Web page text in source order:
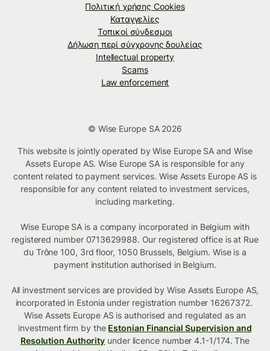
Πολιτική χρήσης Cookies
Καταγγελίες
Τοπικοί σύνδεσμοι
Δήλωση περί σύγχρονης δουλείας
Intellectual property
Scams
Law enforcement
© Wise Europe SA 2026
This website is jointly operated by Wise Europe SA and Wise
Assets Europe AS. Wise Europe SA is responsible for any
content related to payment services. Wise Assets Europe AS is
responsible for any content related to investment services,
including marketing.
Wise Europe SA is a company incorporated in Belgium with
registered number 0713629988. Our registered office is at Rue
du Trône 100, 3rd floor, 1050 Brussels, Belgium. Wise is a
payment institution authorised in Belgium.
All investment services are provided by Wise Assets Europe AS,
incorporated in Estonia under registration number 16267372.
Wise Assets Europe AS is authorised and regulated as an
investment firm by the Estonian Financial Supervision and
Resolution Authority under licence number 4.1-1/174. The